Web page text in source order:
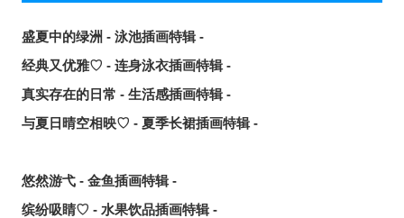
盛夏中的绿洲 - 泳池插画特辑 -
经典又优雅♡ - 连身泳衣插画特辑 -
真实存在的日常 - 生活感插画特辑 -
与夏日晴空相映♡ - 夏季长裙插画特辑 -
悠然游弋 - 金鱼插画特辑 -
缤纷吸睛♡ - 水果饮品插画特辑 -